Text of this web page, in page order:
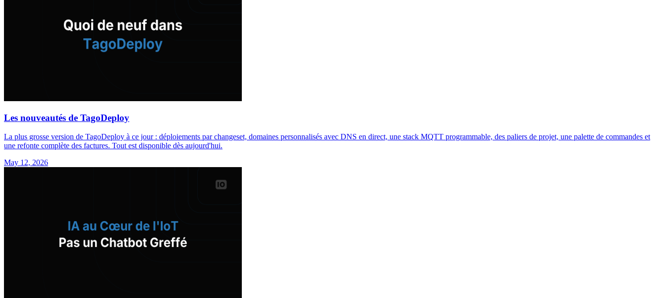
Les nouveautés de TagoDeploy
La plus grosse version de TagoDeploy à ce jour : déploiements par changeset, domaines personnalisés avec DNS en direct, une stack MQTT programmable, des paliers de projet, une palette de commandes et
une refonte complète des factures. Tout est disponible dès aujourd'hui.
May 12, 2026